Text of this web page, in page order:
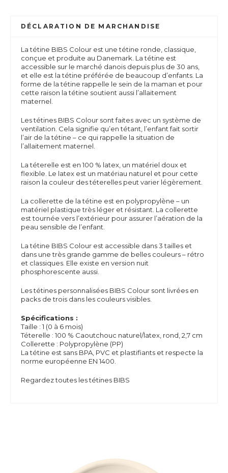
DÉCLARATION DE MARCHANDISE
La tétine BIBS Colour est une tétine ronde, classique,
conçue et produite au Danemark. La tétine est
accessible sur le marché danois depuis plus de 30 ans,
et elle est la tétine préférée de beaucoup d’enfants. La
forme de la tétine rappelle le sein de la maman et pour
cette raison la tétine soutient aussi l’allaitement
maternel.
Les tétines BIBS Colour sont faites avec un système de
ventilation. Cela signifie qu’en tétant, l’enfant fait sortir
l’air de la tétine – ce qui rappelle la situation de
l’allaitement maternel.
La téterelle est en 100 % latex, un matériel doux et
flexible. Le latex est un matériau naturel et pour cette
raison la couleur des téterelles peut varier légèrement.
La collerette de la tétine est en polypropylène – un
matériel plastique très léger et résistant. La collerette
est tournée vers l’extérieur pour assurer l’aération de la
peau sensible de l’enfant.
La tétine BIBS Colour est accessible dans 3 tailles et
dans une très grande gamme de belles couleurs – rétro
et classiques. Elle existe en version nuit
phosphorescente aussi.
Les tétines personnalisées BIBS Colour sont livrées en
packs de trois dans les couleurs visibles.
Spécifications :
Taille : 1 (0 à 6 mois)
Téterelle : 100 % Caoutchouc naturel/latex, rond, 2,7 cm
Collerette : Polypropylène (PP)
La tétine est sans BPA, PVC et plastifiants et respecte la
norme européenne EN 1400.
Regardez toutes les tétines BIBS